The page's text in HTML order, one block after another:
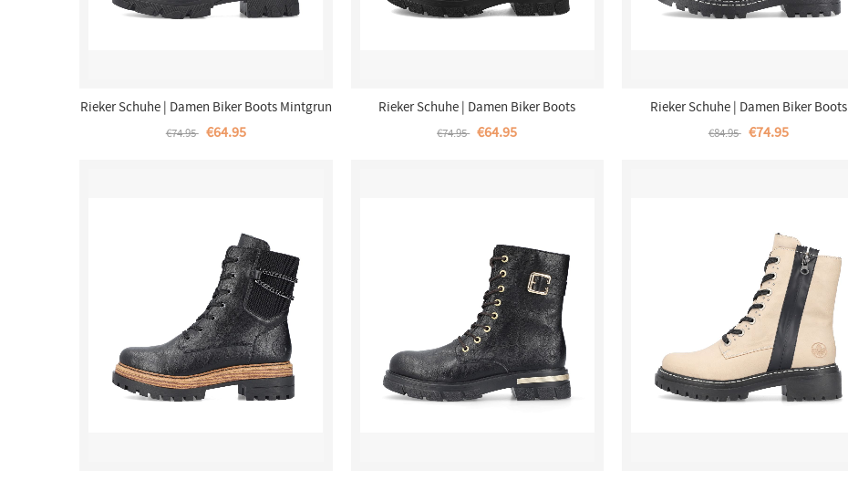
Rieker Schuhe | Damen Biker Boots Mintgrun
€74.95 €64.95
Rieker Schuhe | Damen Biker Boots
Reinweiss
€74.95 €64.95
Rieker Schuhe | Damen Biker Boots
Nachtschwarz
€84.95 €74.95